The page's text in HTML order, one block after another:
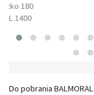
180
1400
Do pobrania BALMORAL